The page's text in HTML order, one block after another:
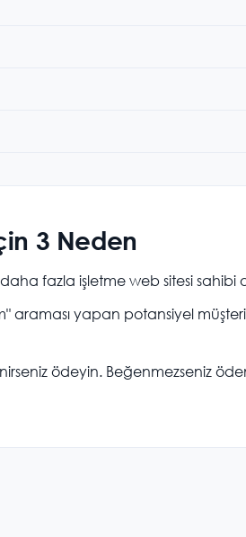
3 Neden
fazla işletme web sitesi sahibi
araması yapan potansiyel
ödeyin. Beğenmezseniz